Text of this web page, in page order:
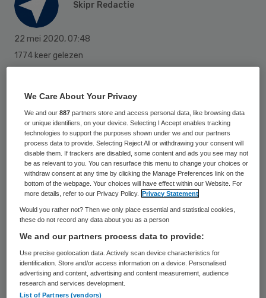
Skipr Redactie
22 mei 2020, 07:48
1774 keer gelezen
makkelijker kunnen laten testen op het
coronavirus, piekt het ziekteverzuim onder
personeel in verpleeghuizen. Steeds meer
zorgprofessional testen positief en moeten
thuisblijven totdat ze beter zijn.
Daardoor is er een tekort aan
zorgmedewerkers, zegt Conny Helder van
branchevereniging van
zorgorganisaties ActiZ in De Telegraaf.
We Care About Your Privacy
We and our887 partners store and access personal data, like browsing data
or unique identifiers, on your device. Selecting I Accept enables tracking
technologies to support the purposes shown under we and our partners
process data to provide. Selecting Reject All or withdrawing your consent will
disable them. If trackers are disabled, some content and ads you see may not
be as relevant to you. You can resurface this menu to change your choices or
withdraw consent at any time by clicking the Manage Preferences link on the
bottom of the webpage. Your choices will have effect within our Website. For
more details, refer to our Privacy Policy.
Privacy Statement
Would you rather not? Then we only place essential and statistical cookies,
these do not record any data about you as a person
We and our partners process data to provide:
Use precise geolocation data. Actively scan device characteristics for
identification. Store and/or access information on a device. Personalised
advertising and content, advertising and content measurement, audience
research and services development.
List of Partners (vendors)